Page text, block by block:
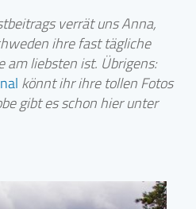
verrät uns Anna,
ihre fast tägliche
am liebsten ist. Übrigens:
könnt ihr ihre tollen Fotos
gibt es schon hier unter